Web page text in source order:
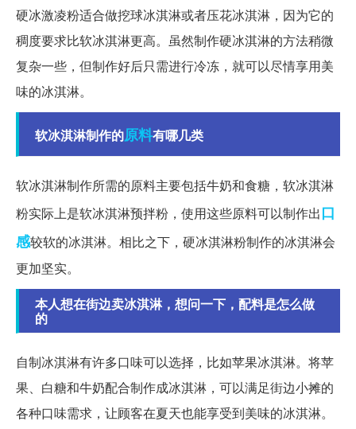
硬冰激凌粉适合做挖球冰淇淋或者压花冰淇淋，因为它的
稠度要求比软冰淇淋更高。虽然制作硬冰淇淋的方法稍微
复杂一些，但制作好后只需进行冷冻，就可以尽情享用美
味的冰淇淋。
软冰淇淋制作的原料有哪几类
软冰淇淋制作所需的原料主要包括牛奶和食糖，软冰淇淋
粉实际上是软冰淇淋预拌粉，使用这些原料可以制作出口
感较软的冰淇淋。相比之下，硬冰淇淋粉制作的冰淇淋会
更加坚实。
本人想在街边卖冰淇淋，想问一下，配料是怎么做
的
自制冰淇淋有许多口味可以选择，比如苹果冰淇淋。将苹
果、白糖和牛奶配合制作成冰淇淋，可以满足街边小摊的
各种口味需求，让顾客在夏天也能享受到美味的冰淇淋。